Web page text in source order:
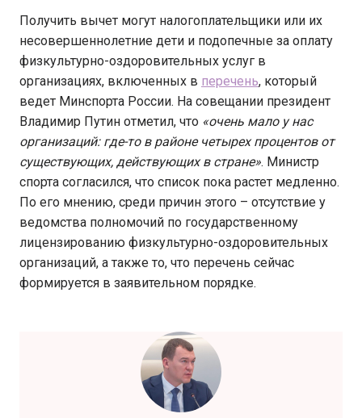
Получить вычет могут налогоплательщики или их
несовершеннолетние дети и подопечные за оплату
физкультурно-оздоровительных услуг в
организациях, включенных в перечень, который
ведет Минспорта России. На совещании президент
Владимир Путин отметил, что «очень мало у нас
организаций: где-то в районе четырех процентов от
существующих, действующих в стране». Министр
спорта согласился, что список пока растет медленно.
По его мнению, среди причин этого – отсутствие у
ведомства полномочий по государственному
лицензированию физкультурно-оздоровительных
организаций, а также то, что перечень сейчас
формируется в заявительном порядке.